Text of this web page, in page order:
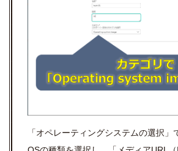
「オペレーティングシステムの選択」